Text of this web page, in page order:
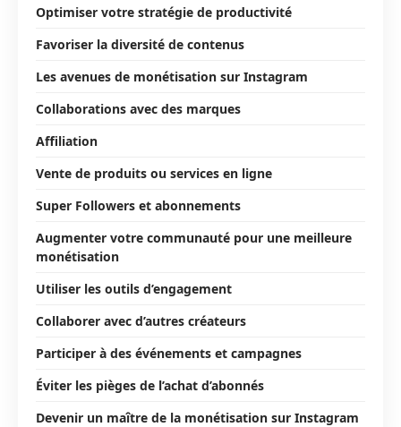
Optimiser votre stratégie de productivité
Favoriser la diversité de contenus
Les avenues de monétisation sur Instagram
Collaborations avec des marques
Affiliation
Vente de produits ou services en ligne
Super Followers et abonnements
Augmenter votre communauté pour une meilleure
monétisation
Utiliser les outils d’engagement
Collaborer avec d’autres créateurs
Participer à des événements et campagnes
Éviter les pièges de l’achat d’abonnés
Devenir un maître de la monétisation sur Instagram